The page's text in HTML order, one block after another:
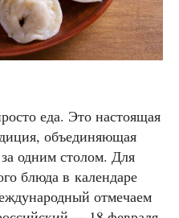
еда. Это настоящая
объединяющая
одним столом. Для
блюда в календаре
отмечаем